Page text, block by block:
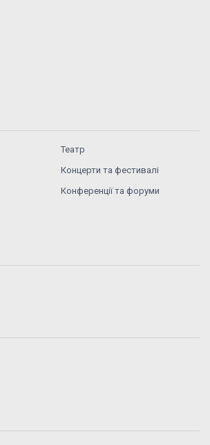
Театр
Концерти та фестивалі
Конференції та форуми